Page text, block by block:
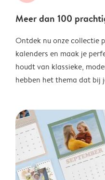
Meer dan 100
Ontdek nu onze collectie
kalenders en maak je
houdt van klassieke,
hebben het thema dat bij